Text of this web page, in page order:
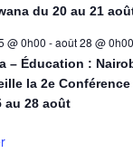
du 20 au 21
@ 0h00 -août 28 @ 0h00
– Éducation :
la 2e Conférence
au 28 août